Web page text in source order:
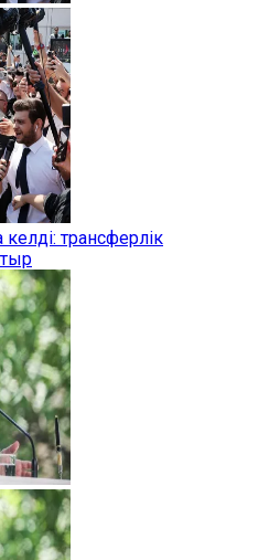
трансферлік